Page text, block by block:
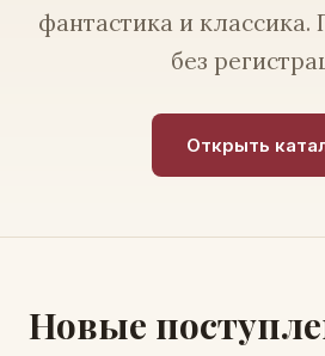
фантастика и классика.
без
Открыть
Новые